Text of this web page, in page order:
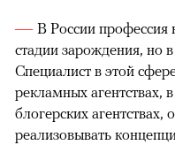
В России профессия
стадии зарождения, но
Специалист в этой
рекламных агентствах,
блогерских
реализовывать